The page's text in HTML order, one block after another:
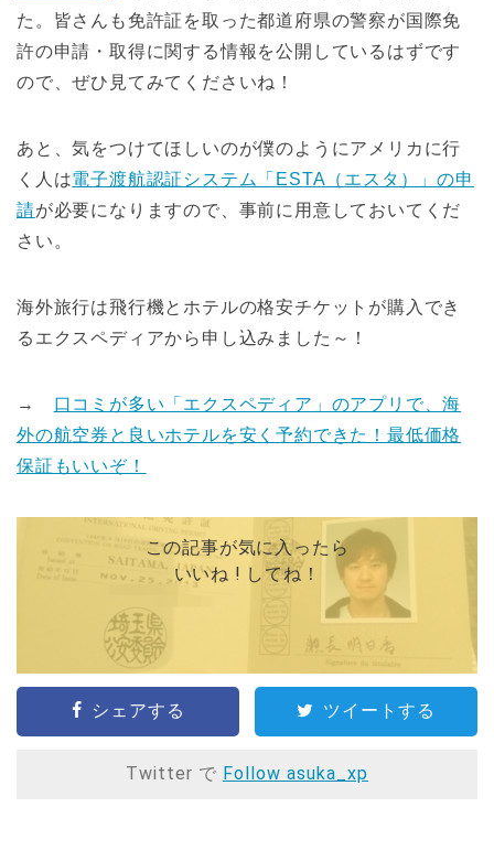
た。皆さんも免許証を取った都道府県の警察が国際免
許の申請・取得に関する情報を公開しているはずです
ので、ぜひ見てみてくださいね！
あと、気をつけてほしいのが僕のようにアメリカに行
く人は電子渡航認証システム「ESTA（エスタ）」の申
請が必要になりますので、事前に用意しておいてくだ
さい。
海外旅行は飛行機とホテルの格安チケットが購入でき
るエクスペディアから申し込みました～！
→ 口コミが多い「エクスペディア」のアプリで、海
外の航空券と良いホテルを安く予約できた！最低価格
保証もいいぞ！
この記事が気に入ったら
いいね ! してね！
シェアする ツイートする
Twitter で Follow asuka_xp